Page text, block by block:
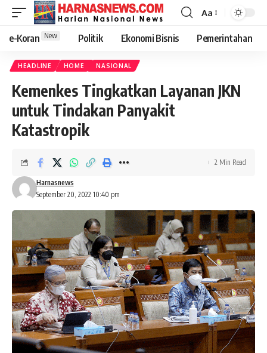
Aa
e-Koran New Politik Ekonomi Bisnis Pemerintahan
HEADLINE HOME NASIONAL
Kemenkes Tingkatkan Layanan JKN
untuk Tindakan Panyakit
Katastropik
September 20, 2022 10:40 pm
Harnasnews
2 Min Read